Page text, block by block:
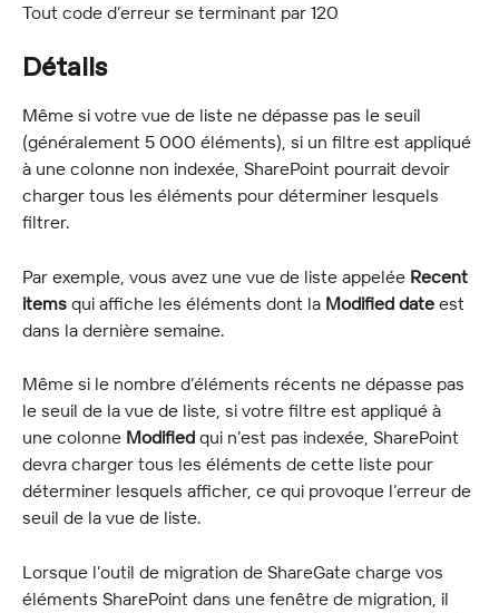
Tout code d’erreur se terminant par 120
Détails
Même si votre vue de liste ne dépasse pas le seuil
(généralement 5 000 éléments), si un filtre est appliqué
à une colonne non indexée, SharePoint pourrait devoir
charger tous les éléments pour déterminer lesquels
filtrer.
Par exemple, vous avez une vue de liste appelée Recent
items qui affiche les éléments dont la Modified date est
dans la dernière semaine.
Même si le nombre d’éléments récents ne dépasse pas
le seuil de la vue de liste, si votre filtre est appliqué à
une colonne Modified qui n’est pas indexée, SharePoint
devra charger tous les éléments de cette liste pour
déterminer lesquels afficher, ce qui provoque l’erreur de
seuil de la vue de liste.
Lorsque l’outil de migration de ShareGate charge vos
éléments SharePoint dans une fenêtre de migration, il